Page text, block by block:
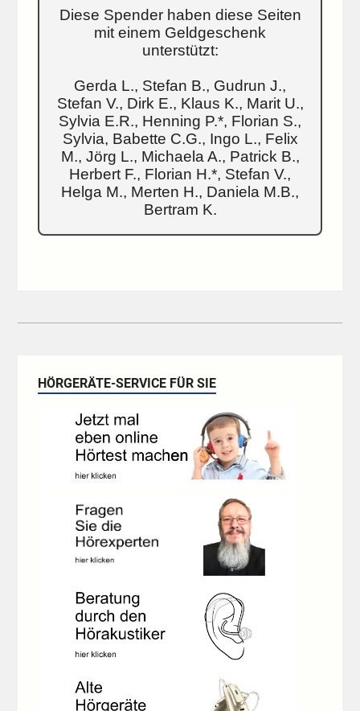
Diese Spender haben diese Seiten
mit einem Geldgeschenk
unterstützt:
Gerda L., Stefan B., Gudrun J.,
Stefan V., Dirk E., Klaus K., Marit U.,
Sylvia E.R., Henning P.*, Florian S.,
Sylvia, Babette C.G., Ingo L., Felix
M., Jörg L., Michaela A., Patrick B.,
Herbert F., Florian H.*, Stefan V.,
Helga M., Merten H., Daniela M.B.,
Bertram K.
HÖRGERÄTE-SERVICE FÜR SIE